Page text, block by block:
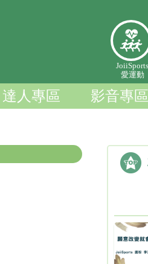
愛
運
動
JoiiSports
愛運動
達人專區 影音專區